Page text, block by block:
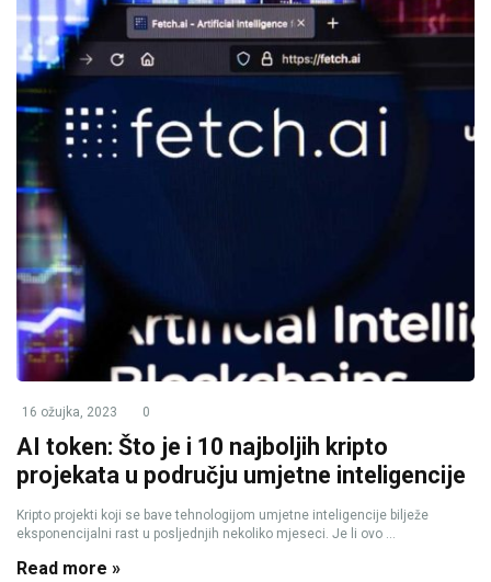
16 ožujka, 2023 0
AI token: Što je i 10 najboljih kripto
projekata u području umjetne inteligencije
Kripto projekti koji se bave tehnologijom umjetne inteligencije bilježe
eksponencijalni rast u posljednjih nekoliko mjeseci. Je li ovo ...
Read more »